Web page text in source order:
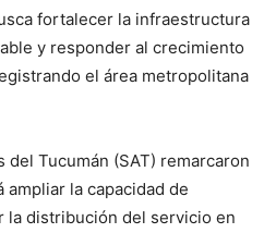
fortalecer la infraestructura
y responder al crecimiento
el área metropolitana
del Tucumán (SAT) remarcaron
la capacidad de
la distribución del servicio en